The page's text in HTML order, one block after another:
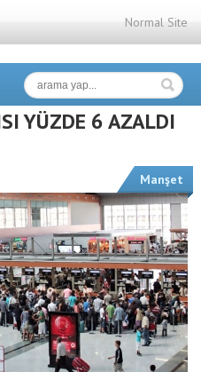
Normal Site
YÜZDE 6 AZALDI
Manşet